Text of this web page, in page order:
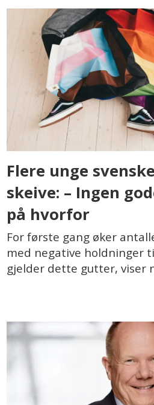
Flere unge
skeive: – Ingen
på hvorfor
For første gang øker
med negative holdninger
gjelder dette gutter, viser